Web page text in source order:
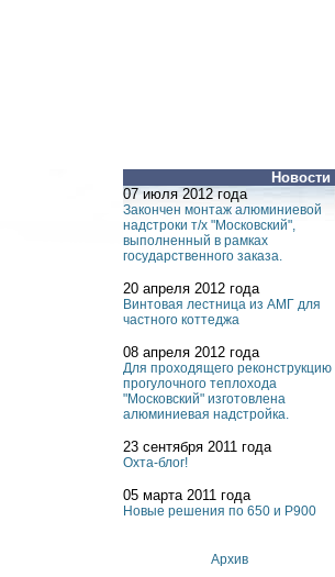
Новости
07 июля 2012 года
Закончен монтаж алюминиевой
надстроки т/х "Московский",
выполненный в рамках
государственного заказа.
20 апреля 2012 года
Винтовая лестница из АМГ для
частного коттеджа
08 апреля 2012 года
Для проходящего реконструкцию
прогулочного теплохода
"Московский" изготовлена
алюминиевая надстройка.
23 сентября 2011 года
Охта-блог!
05 марта 2011 года
Новые решения по 650 и P900
Архив